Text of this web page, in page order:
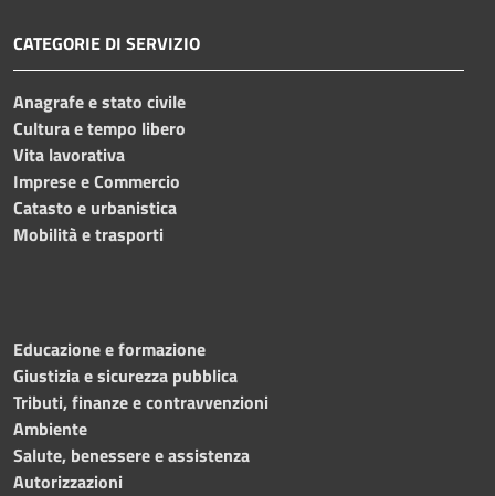
CATEGORIE DI SERVIZIO
Anagrafe e stato civile
Cultura e tempo libero
Vita lavorativa
Imprese e Commercio
Catasto e urbanistica
Mobilità e trasporti
Educazione e formazione
Giustizia e sicurezza pubblica
Tributi, finanze e contravvenzioni
Ambiente
Salute, benessere e assistenza
Autorizzazioni